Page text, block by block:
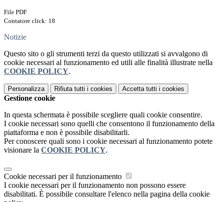
File PDF
Contatore click: 18
Notizie
Questo sito o gli strumenti terzi da questo utilizzati si avvalgono di
cookie necessari al funzionamento ed utili alle finalità illustrate nella
COOKIE POLICY.
Personalizza Rifiuta tutti i cookies Accetta tutti i cookies
Gestione cookie
In questa schermata è possibile scegliere quali cookie consentire.
I cookie necessari sono quelli che consentono il funzionamento della
piattaforma e non è possibile disabilitarli.
Per conoscere quali sono i cookie necessari al funzionamento potete
visionare la COOKIE POLICY.
Cookie necessari per il funzionamento
I cookie necessari per il funzionamento non possono essere
disabilitati. È possibile consultare l'elenco nella pagina della cookie